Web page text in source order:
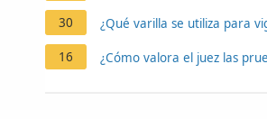
30 ¿Qué varilla se utiliza para
16 ¿Cómo valora el juez las